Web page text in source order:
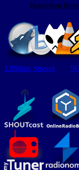
Bereichen
128kbps Stream